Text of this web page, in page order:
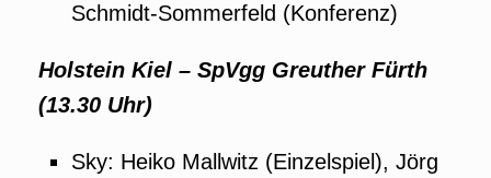
Schmidt-Sommerfeld (Konferenz)
Holstein Kiel – SpVgg Greuther Fürth
(13.30 Uhr)
Sky: Heiko Mallwitz (Einzelspiel), Jörg